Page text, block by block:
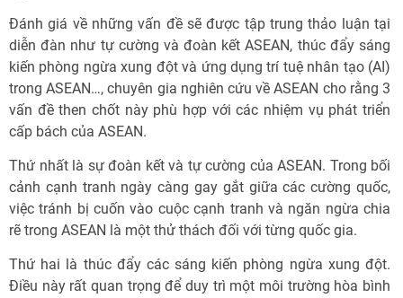
Đánh giá về những vấn đề sẽ được tập trung thảo luận tại
diễn đàn như tự cường và đoàn kết ASEAN, thúc đẩy sáng
kiến phòng ngừa xung đột và ứng dụng trí tuệ nhân tạo (AI)
trong ASEAN…, chuyên gia nghiên cứu về ASEAN cho rằng 3
vấn đề then chốt này phù hợp với các nhiệm vụ phát triển
cấp bách của ASEAN.
Thứ nhất là sự đoàn kết và tự cường của ASEAN. Trong bối
cảnh cạnh tranh ngày càng gay gắt giữa các cường quốc,
việc tránh bị cuốn vào cuộc cạnh tranh và ngăn ngừa chia
rẽ trong ASEAN là một thử thách đối với từng quốc gia.
Thứ hai là thúc đẩy các sáng kiến phòng ngừa xung đột.
Điều này rất quan trọng để duy trì một môi trường hòa bình